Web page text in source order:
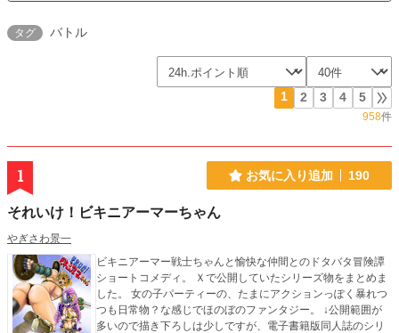
タグ バトル
1 2 3 4 5
958件
1 お気に入り追加 190
それいけ！ビキニアーマーちゃん
やぎさわ景一
ビキニアーマー戦士ちゃんと愉快な仲間とのドタバタ冒険譚
ショートコメディ。 Ｘで公開していたシリーズ物をまとめま
した。 女の子パーティーの、たまにアクションっぽく暴れつ
つも日常物？な感じでほのぼのファンタジー。 ↓公開範囲が
多いので描き下ろしは少しですが、電子書籍版同人誌のシリ